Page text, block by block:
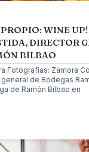
WINE
DIRECTOR
BILBAO
Fotografías: Zamora
de Bodegas
de Ramón Bilbao en